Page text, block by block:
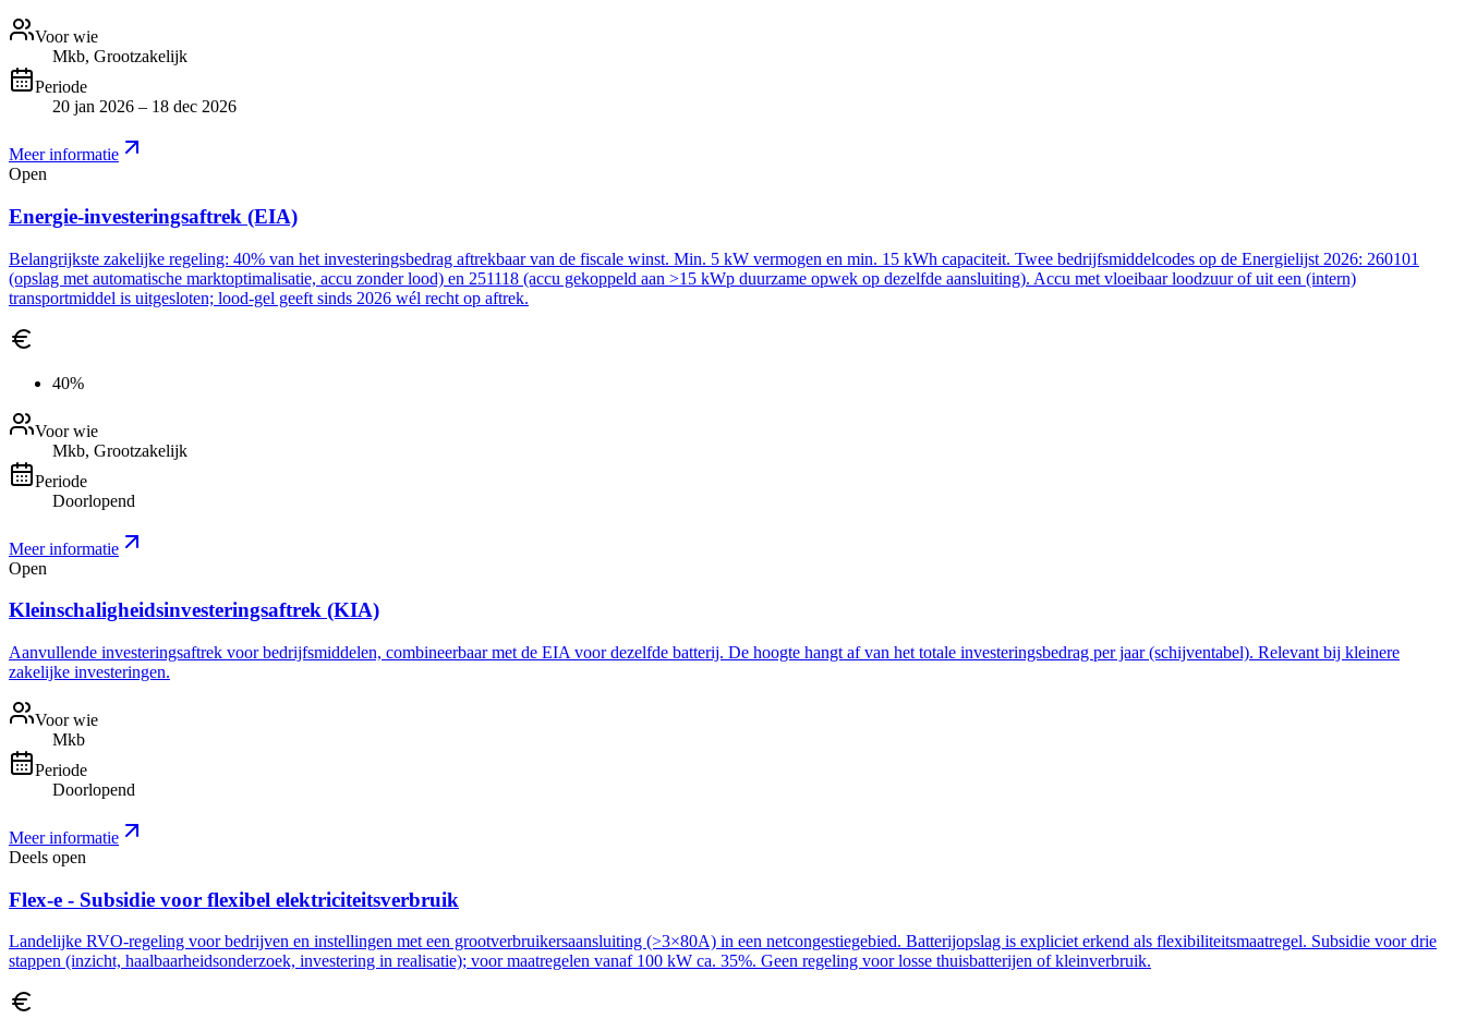
Voor wie
Mkb, Grootzakelijk
Periode
20 jan 2026 – 18 dec 2026
Meer informatie
Open
Energie-investeringsaftrek (EIA)
Belangrijkste zakelijke regeling: 40% van het investeringsbedrag aftrekbaar van de fiscale winst. Min. 5 kW vermogen en min. 15 kWh capaciteit. Twee bedrijfsmiddelcodes op de Energielijst 2026: 260101
(opslag met automatische marktoptimalisatie, accu zonder lood) en 251118 (accu gekoppeld aan >15 kWp duurzame opwek op dezelfde aansluiting). Accu met vloeibaar loodzuur of uit een (intern)
transportmiddel is uitgesloten; lood-gel geeft sinds 2026 wél recht op aftrek.
40%
Voor wie
Mkb, Grootzakelijk
Periode
Doorlopend
Meer informatie
Open
Kleinschaligheidsinvesteringsaftrek (KIA)
Aanvullende investeringsaftrek voor bedrijfsmiddelen, combineerbaar met de EIA voor dezelfde batterij. De hoogte hangt af van het totale investeringsbedrag per jaar (schijventabel). Relevant bij kleinere
zakelijke investeringen.
Voor wie
Mkb
Periode
Doorlopend
Meer informatie
Deels open
Flex-e - Subsidie voor flexibel elektriciteitsverbruik
Landelijke RVO-regeling voor bedrijven en instellingen met een grootverbruikersaansluiting (>3×80A) in een netcongestiegebied. Batterijopslag is expliciet erkend als flexibiliteitsmaatregel. Subsidie voor drie
stappen (inzicht, haalbaarheidsonderzoek, investering in realisatie); voor maatregelen vanaf 100 kW ca. 35%. Geen regeling voor losse thuisbatterijen of kleinverbruik.